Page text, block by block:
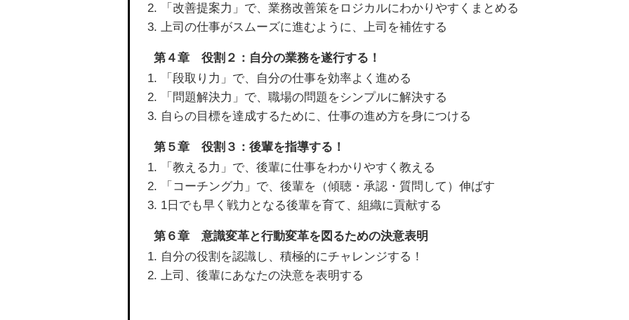
「改善提案力」で、業務改善策をロジカルにわかりやすくまとめる
上司の仕事がスムーズに進むように、上司を補佐する
第４章 役割２：自分の業務を遂行する！
「段取り力」で、自分の仕事を効率よく進める
「問題解決力」で、職場の問題をシンプルに解決する
自らの目標を達成するために、仕事の進め方を身につける
第５章 役割３：後輩を指導する！
「教える力」で、後輩に仕事をわかりやすく教える
「コーチング力」で、後輩を（傾聴・承認・質問して）伸ばす
1日でも早く戦力となる後輩を育て、組織に貢献する
第６章 意識変革と行動変革を図るための決意表明
自分の役割を認識し、積極的にチャレンジする！
上司、後輩にあなたの決意を表明する